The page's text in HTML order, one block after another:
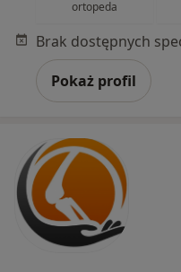
ortopeda
Pokaż profil